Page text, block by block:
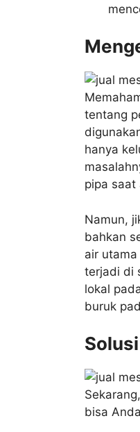
tentang
hanya
pipa
Namun,
bahkan
air
terjadi di
lokal
buruk
bisa